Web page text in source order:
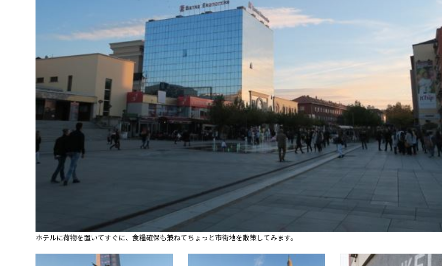
ホテルに荷物を置いてすぐに、食糧確保も兼ねてちょっと市街地を散策してみます。